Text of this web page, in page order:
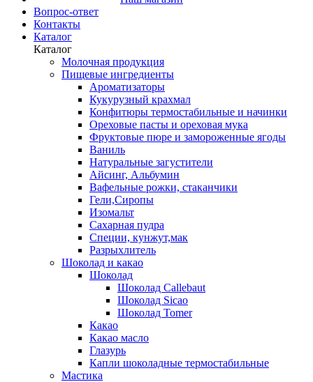
Вопрос-ответ
Контакты
Каталог
Каталог
Молочная продукция
Пищевые ингредиенты
Ароматизаторы
Кукурузный крахмал
Конфитюры термостабильные и начинки
Ореховые пасты и ореховая мука
Фруктовые пюре и замороженные ягоды
Ваниль
Натуральные загустители
Айсинг, Альбумин
Вафельные рожки, стаканчики
Гели,Сиропы
Изомальт
Сахарная пудра
Специи, кунжут,мак
Разрыхлитель
Шоколад и какао
Шоколад
Шоколад Callebaut
Шоколад Sicao
Шоколад Tomer
Какао
Какао масло
Глазурь
Капли шоколадные термостабильные
Мастика